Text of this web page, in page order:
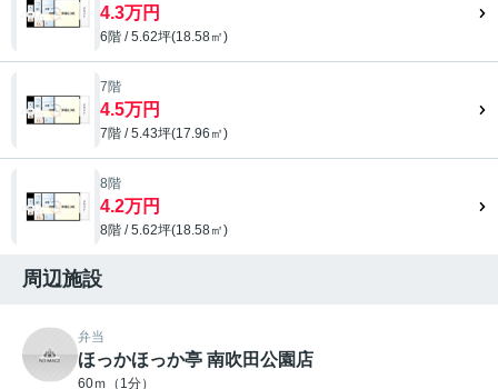
4.3万円
6階 / 5.62坪(18.58㎡)
7階
4.5万円
7階 / 5.43坪(17.96㎡)
8階
4.2万円
8階 / 5.62坪(18.58㎡)
周辺施設
弁当
ほっかほっか亭 南吹田公園店
60ｍ（1分）